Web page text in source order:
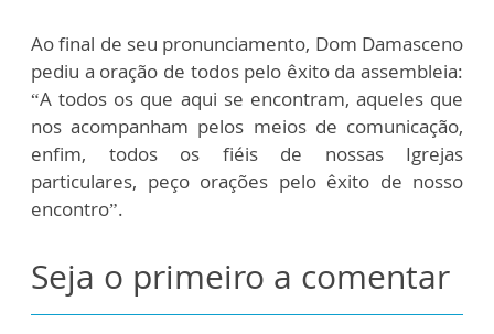
Ao final de seu pronunciamento, Dom Damasceno
pediu a oração de todos pelo êxito da assembleia:
“A todos os que aqui se encontram, aqueles que
nos acompanham pelos meios de comunicação,
enfim, todos os fiéis de nossas Igrejas
particulares, peço orações pelo êxito de nosso
encontro”.
Seja o primeiro a comentar